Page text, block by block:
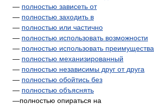
— полностью зависеть от
— полностью заходить в
— полностью или частично
— полностью использовать возможности
— полностью использовать преимущества
— полностью механизированный
— полностью независимы друг от друга
— полностью обойтись без
— полностью объяснять
—полностью опираться на